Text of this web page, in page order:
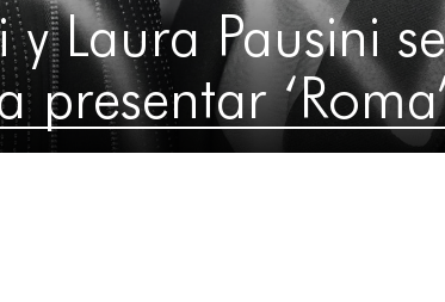
y Laura Pausini
presentar